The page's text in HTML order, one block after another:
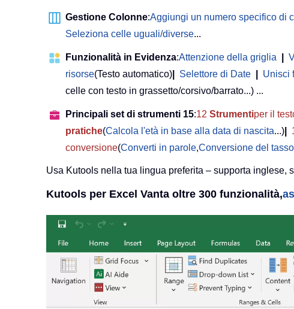
Gestione Colonne:Aggiungi un numero specifico di
Seleziona celle uguali/diverse...
Funzionalità in Evidenza:Attenzione della griglia
risorse(Testo automatico) Selettore di Date Unisci
celle con testo in grassetto/corsivo/barrato...) ...
Principali set di strumenti 15:12 Strumentiper il
pratiche(Calcola l'età in base alla data di nascita...)
conversione(Converti in parole,Conversione del
Usa Kutools nella tua lingua preferita – supporta inglese,
Kutools per Excel Vanta oltre 300 funzionalità,